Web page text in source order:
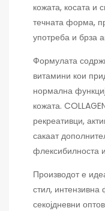
кожата, косата и
течната форма,
употреба и брза
Формулата
витамини кои
нормална
кожата.
рекреативци,
сакаат
флексибилноста
Производот е
стил, интензивна
секојдневни